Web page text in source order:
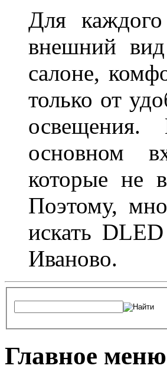
Для
внешний
салоне,
только от
освещения.
основном
которые не
Поэтому,
искать
Иваново.
Главное меню